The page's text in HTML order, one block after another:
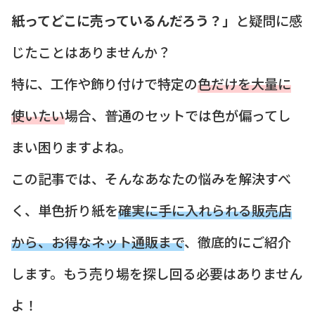
紙ってどこに売っているんだろう？」 と疑問に感
じたことはありませんか？
特に、工作や飾り付けで特定の色だけを大量に
使いたい場合、普通のセットでは色が偏ってし
まい困りますよね。
この記事では、そんなあなたの悩みを解決すべ
く、単色折り紙を確実に手に入れられる販売店
から、お得なネット通販まで、徹底的にご紹介
します。もう売り場を探し回る必要はありません
よ！